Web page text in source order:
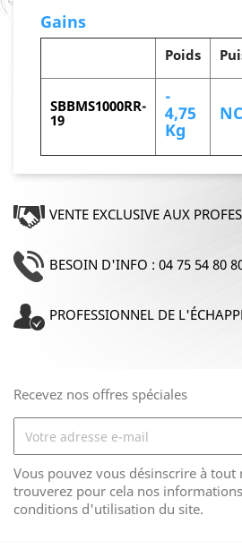
Gains
Poids
SBBMS1000RR-
19
-
4,75
Kg
NC
VENTE EXCLUSIVE AUX
BESOIN D'INFO : 04 75 54 80
PROFESSIONNEL DE
Recevez nos offres spéciales
Vous pouvez vous désinscrire à tout
trouverez pour cela nos
conditions d'utilisation du site.